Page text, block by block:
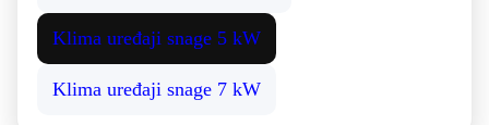
Klima uređaji snage 5 kW
Klima uređaji snage 7 kW